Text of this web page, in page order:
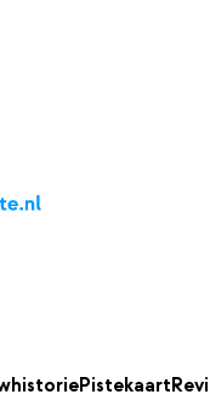
Pistekaart